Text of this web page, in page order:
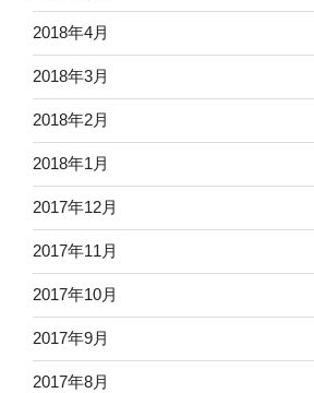
2018年4月
2018年3月
2018年2月
2018年1月
2017年12月
2017年11月
2017年10月
2017年9月
2017年8月